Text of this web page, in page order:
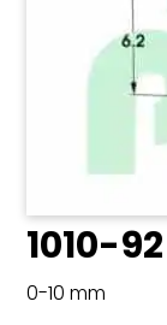
1010-92
0-10 mm